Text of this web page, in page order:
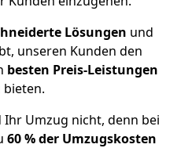
Lösungen und
unseren Kunden den
besten Preis-Leistungen
bieten.
Umzug nicht, denn bei
60 % der Umzugskosten